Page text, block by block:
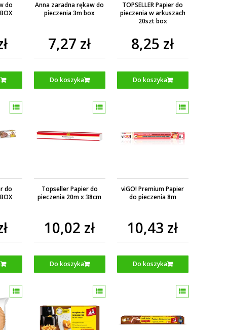
do
Anna zaradna rękaw do
pieczenia 3m box
7,27 zł
Do koszyka
TOPSELLER Papier do
pieczenia w arkuszach
20szt box
8,25 zł
Do koszyka
do
Topseller Papier do
pieczenia 20m x 38cm
10,02 zł
Do koszyka
viGO! Premium Papier
do pieczenia 8m
10,43 zł
Do koszyka